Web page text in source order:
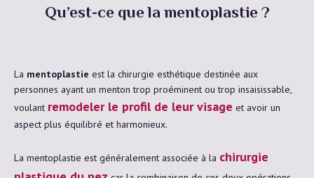
Qu’est-ce que la mentoplastie ?
La mentoplastie est la chirurgie esthétique destinée aux
personnes ayant un menton trop proéminent ou trop insaisissable,
voulant remodeler le profil de leur visage et avoir un
aspect plus équilibré et harmonieux.
La mentoplastie est généralement associée à la chirurgie